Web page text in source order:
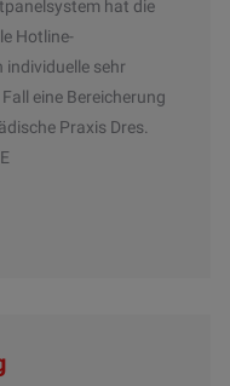
hat die
Hotline-
sehr
eine Bereicherung
Praxis Dres.